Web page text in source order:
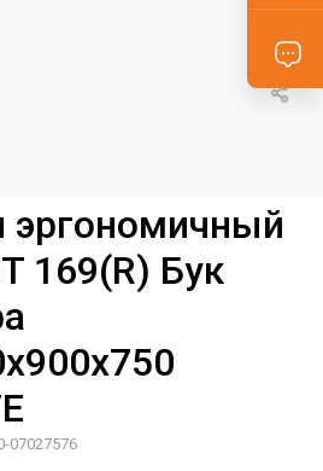
эргономичный
169(R) Бук
07027576